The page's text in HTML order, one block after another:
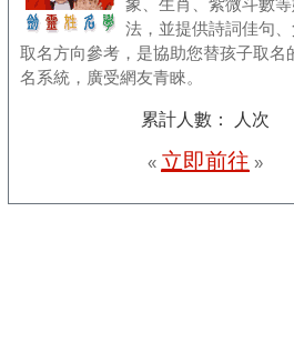
象、生肖、紫微斗數
法，並提供詩詞佳句
取名方向參考，是協助您替孩子取名
名系統，廣受網友青睞。
累計人數： 人次
« 立即前往 »